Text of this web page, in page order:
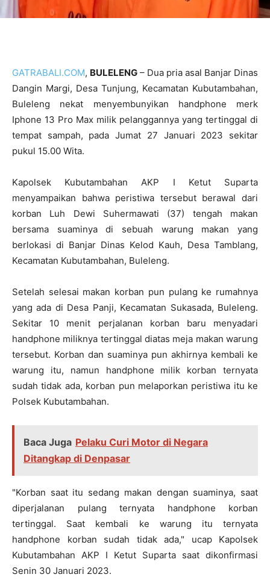
GATRABALI.COM, BULELENG – Dua pria asal Banjar Dinas
Dangin Margi, Desa Tunjung, Kecamatan Kubutambahan,
Buleleng nekat menyembunyikan handphone merk
Iphone 13 Pro Max milik pelanggannya yang tertinggal di
tempat sampah, pada Jumat 27 Januari 2023 sekitar
pukul 15.00 Wita.
Kapolsek Kubutambahan AKP I Ketut Suparta
menyampaikan bahwa peristiwa tersebut berawal dari
korban Luh Dewi Suhermawati (37) tengah makan
bersama suaminya di sebuah warung makan yang
berlokasi di Banjar Dinas Kelod Kauh, Desa Tamblang,
Kecamatan Kubutambahan, Buleleng.
Setelah selesai makan korban pun pulang ke rumahnya
yang ada di Desa Panji, Kecamatan Sukasada, Buleleng.
Sekitar 10 menit perjalanan korban baru menyadari
handphone miliknya tertinggal diatas meja makan warung
tersebut. Korban dan suaminya pun akhirnya kembali ke
warung itu, namun handphone milik korban ternyata
sudah tidak ada, korban pun melaporkan peristiwa itu ke
Polsek Kubutambahan.
Baca Juga Pelaku Curi Motor di Negara
Ditangkap di Denpasar
"Korban saat itu sedang makan dengan suaminya, saat
diperjalanan pulang ternyata handphone korban
tertinggal. Saat kembali ke warung itu ternyata
handphone korban sudah tidak ada," ucap Kapolsek
Kubutambahan AKP I Ketut Suparta saat dikonfirmasi
Senin 30 Januari 2023.